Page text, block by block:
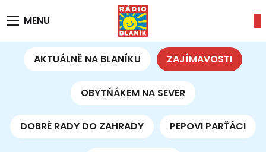
MENU
AKTUÁLNĚ NA BLANÍKU ZAJÍMAVOSTI
OBYTŇÁKEM NA SEVER
DOBRÉ RADY DO ZAHRADY PEPOVI PARŤÁCI